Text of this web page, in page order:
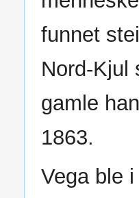
funnet
Nord-Kjul
gamle
1863.
Vega ble